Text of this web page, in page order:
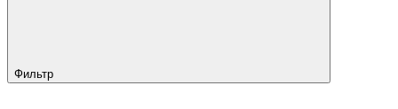
Фильтр